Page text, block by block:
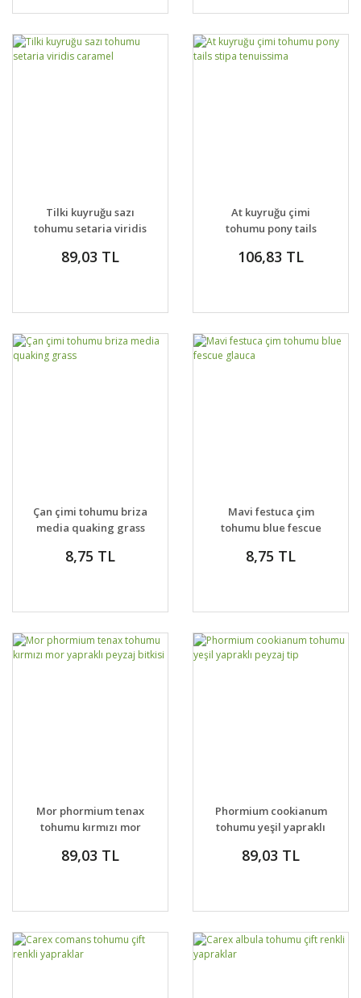
Tilki kuyruğu sazı
tohumu setaria viridis
89,03 TL
At kuyruğu çimi
tohumu pony tails
106,83 TL
Çan çimi tohumu briza
media quaking grass
8,75 TL
Mavi festuca çim
tohumu blue fescue
8,75 TL
Mor phormium tenax
tohumu kırmızı mor
89,03 TL
Phormium cookianum
tohumu yeşil yapraklı
89,03 TL